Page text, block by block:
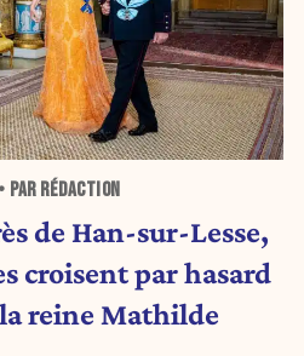
PAR RÉDACTION
de Han-sur-Lesse,
croisent par hasard
reine Mathilde